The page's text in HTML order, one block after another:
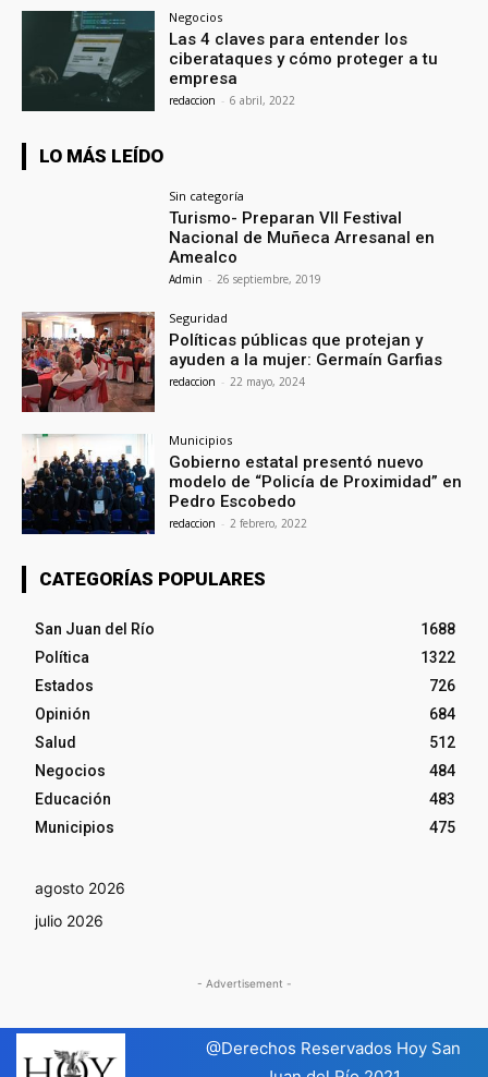
Negocios
Las 4 claves para entender los
ciberataques y cómo proteger a tu
empresa
redaccion - 6 abril, 2022
LO MÁS LEÍDO
Sin categoría
Turismo- Preparan VII Festival
Nacional de Muñeca Arresanal en
Amealco
Admin - 26 septiembre, 2019
Seguridad
Políticas públicas que protejan y
ayuden a la mujer: Germaín Garfias
redaccion - 22 mayo, 2024
Municipios
Gobierno estatal presentó nuevo
modelo de “Policía de Proximidad” en
Pedro Escobedo
redaccion - 2 febrero, 2022
CATEGORÍAS POPULARES
San Juan del Río
1688
Política
1322
Estados
726
Opinión
684
Salud
512
Negocios
484
Educación
483
Municipios
475
agosto 2026
julio 2026
- Advertisement -
@Derechos Reservados Hoy San